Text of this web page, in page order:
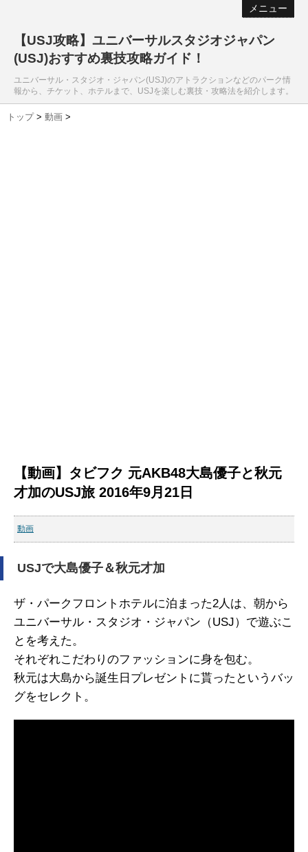
メニュー
【USJ攻略】ユニバーサルスタジオジャパン
(USJ)おすすめ裏技攻略ガイド！
ユニバーサル・スタジオ・ジャパン(USJ)のアトラクションなどのパーク情
報から、チケット、ホテルまで、USJを楽しむ裏技・攻略法を紹介します。
トップ > 動画 >
【動画】タビフク 元AKB48大島優子と秋元
才加のUSJ旅 2016年9月21日
動画
USJで大島優子＆秋元才加
ザ・パークフロントホテルに泊まった2人は、朝から
ユニバーサル・スタジオ・ジャパン（USJ）で遊ぶこ
とを考えた。
それぞれこだわりのファッションに身を包む。
秋元は大島から誕生日プレゼントに貰ったというバッ
グをセレクト。